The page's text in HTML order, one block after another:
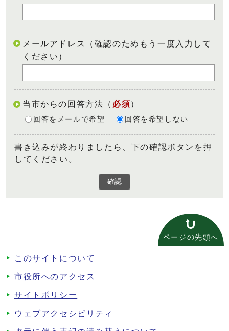
メールアドレス（確認のためもう一度入力して
ください）
当市からの回答方法 （ 必須）
回答をメールで希望 回答を希望しない
書き込みが終わりましたら、下の確認ボタンを押
してください。
確認
ページの先頭へ
このサイトについて
市役所へのアクセス
サイトポリシー
ウェブアクセシビリティ